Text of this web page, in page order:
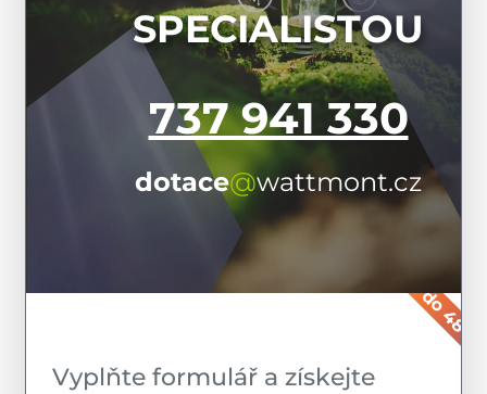
SPECIALISTOU
737 941 330
dotace@wattmont.cz
do 48
Vyplňte formulář a získejte